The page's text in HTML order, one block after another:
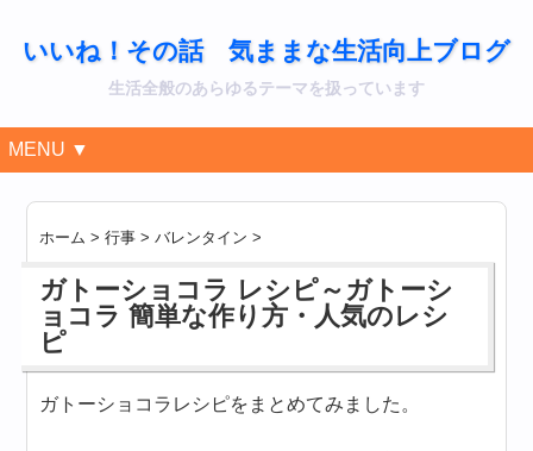
いいね！その話 気ままな生活向上ブログ
生活全般のあらゆるテーマを扱っています
MENU ▼
ホーム >行事 >バレンタイン >
ガトーショコラ レシピ～ガトーシ
ョコラ 簡単な作り方・人気のレシ
ピ
ガトーショコラレシピをまとめてみました。